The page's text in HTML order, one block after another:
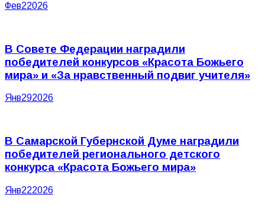
Фев22026
В Совете Федерации наградили
победителей конкурсов «Красота Божьего
мира» и «За нравственный подвиг учителя»
Янв292026
В Самарской Губернской Думе наградили
победителей регионального детского
конкурса «Красота Божьего мира»
Янв222026